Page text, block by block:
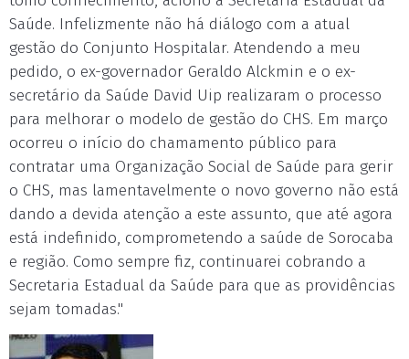
Saúde. Infelizmente não há diálogo com a atual
gestão do Conjunto Hospitalar. Atendendo a meu
pedido, o ex-governador Geraldo Alckmin e o ex-
secretário da Saúde David Uip realizaram o processo
para melhorar o modelo de gestão do CHS. Em março
ocorreu o início do chamamento público para
contratar uma Organização Social de Saúde para gerir
o CHS, mas lamentavelmente o novo governo não está
dando a devida atenção a este assunto, que até agora
está indefinido, comprometendo a saúde de Sorocaba
e região. Como sempre fiz, continuarei cobrando a
Secretaria Estadual da Saúde para que as providências
sejam tomadas."